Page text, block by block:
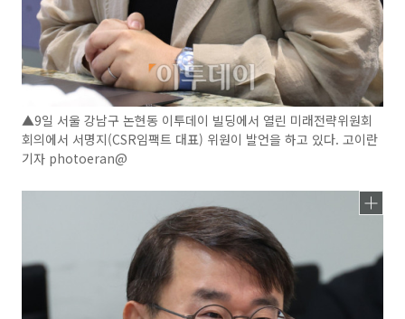
▲9일 서울 강남구 논현동 이투데이 빌딩에서 열린 미래전략위원회
회의에서 서명지(CSR임팩트 대표) 위원이 발언을 하고 있다. 고이란
기자 photoeran@